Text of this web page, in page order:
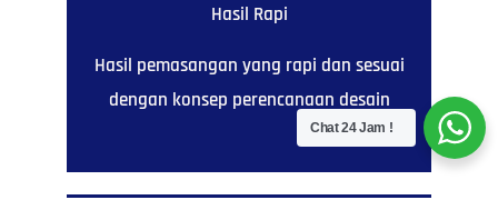
Hasil Rapi
Hasil pemasangan yang rapi dan sesuai
dengan konsep perencanaan desain
Chat 24 Jam !